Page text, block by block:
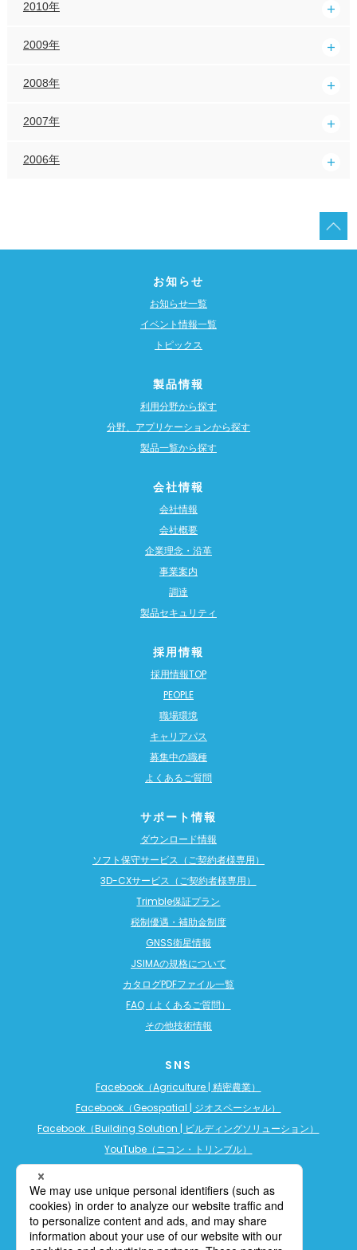
2010年
2009年
2008年
2007年
2006年
お知らせ
お知らせ一覧
イベント情報一覧
トピックス
製品情報
利用分野から探す
分野、アプリケーションから探す
製品一覧から探す
会社情報
会社情報
会社概要
企業理念・沿革
事業案内
調達
製品セキュリティ
採用情報
採用情報TOP
PEOPLE
職場環境
キャリアパス
募集中の職種
よくあるご質問
サポート情報
ダウンロード情報
ソフト保守サービス（ご契約者様専用）
3D-CXサービス（ご契約者様専用）
Trimble保証プラン
税制優遇・補助金制度
GNSS衛星情報
JSIMAの規格について
カタログPDFファイル一覧
FAQ（よくあるご質問）
その他技術情報
SNS
Facebook（Agriculture | 精密農業）
Facebook（Geospatial | ジオスペーシャル）
Facebook（Building Solution | ビルディングソリューション）
YouTube（ニコン・トリンブル）
YouTube（ビルディングソリューション）
LINE公式アカウント（精密農業）